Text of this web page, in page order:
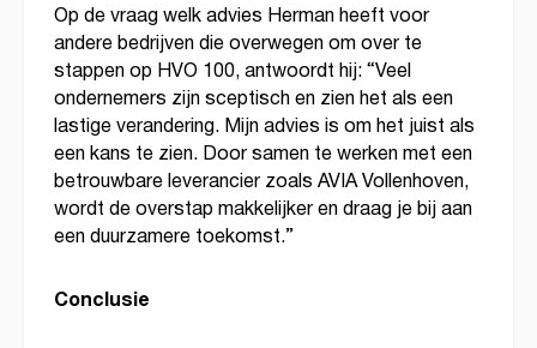
Op de vraag welk advies Herman heeft voor
andere bedrijven die overwegen om over te
stappen op HVO 100, antwoordt hij: “Veel
ondernemers zijn sceptisch en zien het als een
lastige verandering. Mijn advies is om het juist als
een kans te zien. Door samen te werken met een
betrouwbare leverancier zoals AVIA Vollenhoven,
wordt de overstap makkelijker en draag je bij aan
een duurzamere toekomst.”
Conclusie